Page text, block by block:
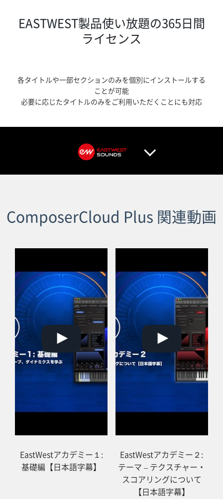
ホーム
ブログ記事一覧
取扱ブランド
プロダクトリスト
EASTWEST製品使い放題の365日間
ライセンス
各タイトルや一部セクションのみを個別にインストールする
ことが可能
必要に応じたタイトルのみをご利用いただくことにも対応
ComposerCloud Plus 関連動画
EastWestアカデミー１:
基礎編【日本語字幕】
EastWestアカデミー２:
テーマ – テクスチャー・
スコアリングについて
【日本語字幕】